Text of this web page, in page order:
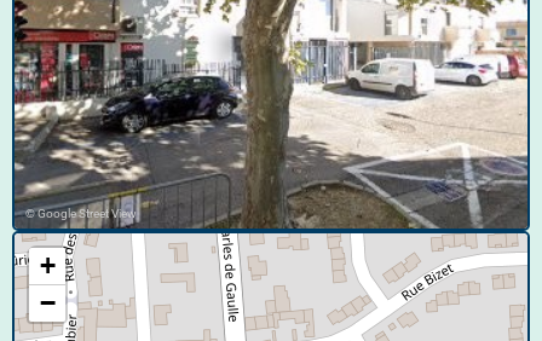
© Google Street View
+
−